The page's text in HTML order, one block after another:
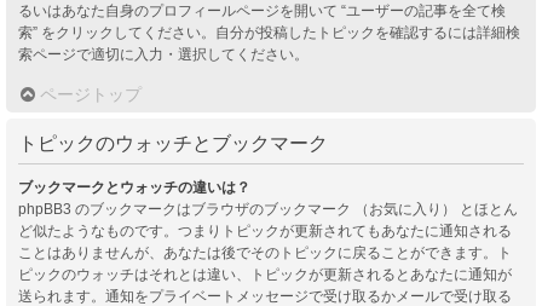
るいはあなた自身のプロフィールページを開いて “ユーザーの記事を全て検
索” をクリックしてください。自分が投稿したトピックを確認するには詳細検
索ページで適切に入力・選択してください。
ページトップ
トピックのウォッチとブックマーク
ブックマークとウォッチの違いは？
phpBB3 のブックマークはブラウザのブックマーク （お気に入り） とほとん
ど似たようなものです。つまりトピックが更新されてもあなたに通知される
ことはありませんが、あなたは後でそのトピックに戻ることができます。ト
ピックのウォッチはそれとは違い、トピックが更新されるとあなたに通知が
送られます。通知をプライベートメッセージで受け取るかメールで受け取る